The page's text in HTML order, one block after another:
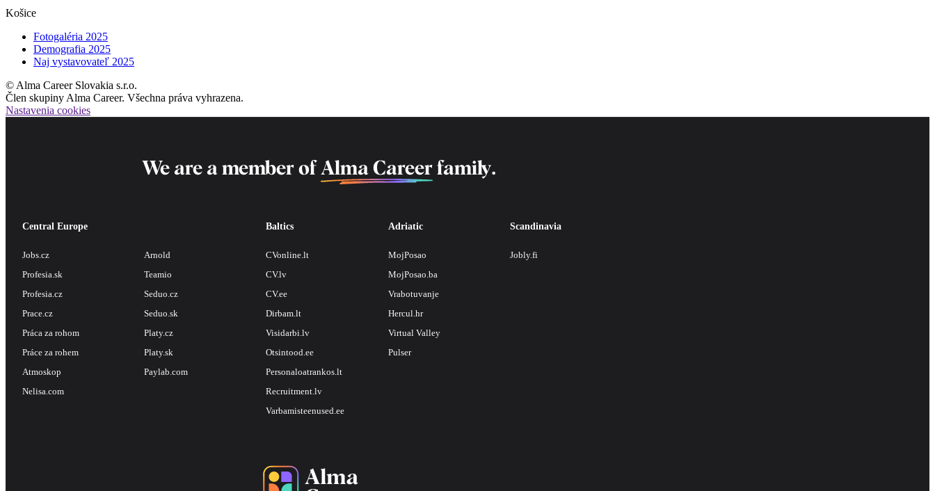
Košice
Fotogaléria 2025
Demografia 2025
Naj vystavovateľ 2025
© Alma Career Slovakia s.r.o.
Člen skupiny Alma Career. Všechna práva vyhrazena.
Nastavenia cookies
We are a member of Alma Careerfamily.
Central Europe
Jobs.cz
Profesia.sk
Profesia.cz
Prace.cz
Práca za rohom
Práce za rohem
Atmoskop
Nelisa.com
Arnold
Teamio
Seduo.cz
Seduo.sk
Platy.cz
Platy.sk
Paylab.com
Baltics
CVonline.lt
CV.lv
CV.ee
Dirbam.lt
Visidarbi.lv
Otsintood.ee
Personaloatrankos.lt
Recruitment.lv
Varbamisteenused.ee
Adriatic
MojPosao
MojPosao.ba
Vrabotuvanje
Hercul.hr
Virtual Valley
Pulser
Scandinavia
Jobly.fi